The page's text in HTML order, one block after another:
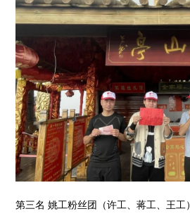
第三名 姚工粉丝团（许工、蒋工、王工）